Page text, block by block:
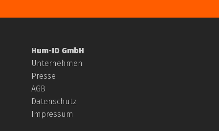
Hum-ID GmbH
Unternehmen
Presse
AGB
Datenschutz
Impressum